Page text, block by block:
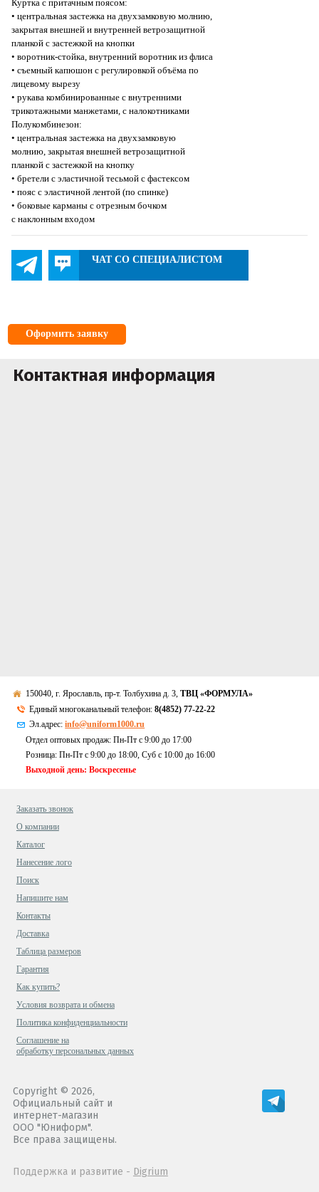
Куртка с притачным поясом:
• центральная застежка на двухзамковую молнию,
закрытая внешней и внутренней ветрозащитной
планкой с застежкой на кнопки
• воротник-стойка, внутренний воротник из флиса
• съемный капюшон с регулировкой объёма по
лицевому вырезу
• рукава комбинированные с внутренними
трикотажными манжетами, с налокотниками
Полукомбинезон:
• центральная застежка на двухзамковую
молнию, закрытая внешней ветрозащитной
планкой с застежкой на кнопку
• бретели с эластичной тесьмой с фастексом
• пояс с эластичной лентой (по спинке)
• боковые карманы с отрезным бочком
с наклонным входом
ЧАТ СО СПЕЦИАЛИСТОМ
Оформить заявку
Контактная информация
150040, г. Ярославль, пр-т. Толбухина д. 3,ТВЦ «ФОРМУЛА»
Единый многоканальный телефон:8(4852) 77-22-22
Эл.адрес:info@uniform1000.ru
Отдел оптовых продаж: Пн-Пт с 9:00 до 17:00
Розница: Пн-Пт с 9:00 до 18:00, Суб c 10:00 до 16:00
Выходной день: Воскресенье
Заказать звонок
О компании
Каталог
Нанесение лого
Поиск
Напишите нам
Контакты
Доставка
Таблица размеров
Гарантия
Как купить?
Условия возврата и обмена
Политика конфиденциальности
Cоглашение на
обработку персональных данных
Copyright © 2026,
Официальный сайт и
интернет-магазин
ООО "Юниформ".
Все права защищены.
Поддержка и развитие - Digrium